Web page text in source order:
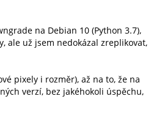
na Debian 10 (Python 3.7),
ale už jsem nedokázal zreplikovat,
pixely i rozměr), až na to, že na
verzí, bez jakéhokoli úspěchu,